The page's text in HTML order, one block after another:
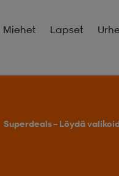
Miehet Lapset
Superdeals – Löydä